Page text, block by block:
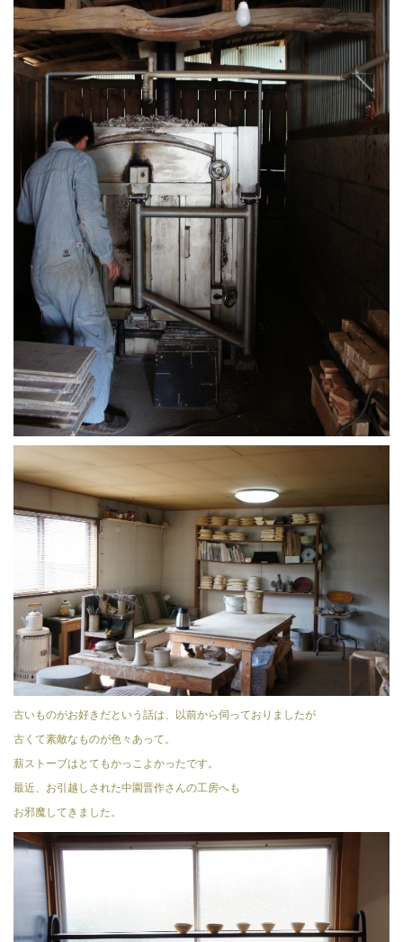
古いものがお好きだという話は、以前から伺っておりましたが
古くて素敵なものが色々あって。
薪ストーブはとてもかっこよかったです。
最近、お引越しされた中園晋作さんの工房へも
お邪魔してきました。